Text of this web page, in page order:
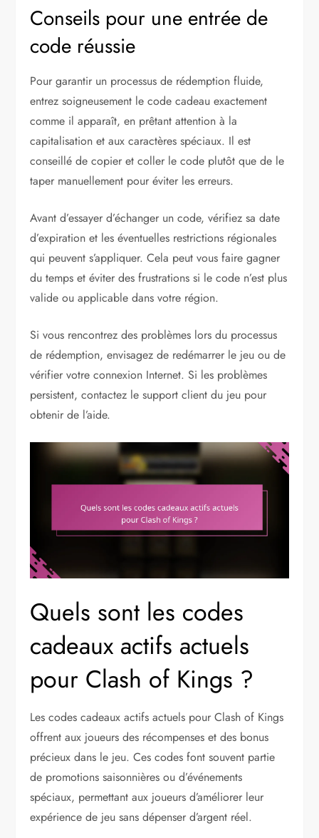
Conseils pour une entrée de
code réussie
Pour garantir un processus de rédemption fluide,
entrez soigneusement le code cadeau exactement
comme il apparaît, en prêtant attention à la
capitalisation et aux caractères spéciaux. Il est
conseillé de copier et coller le code plutôt que de le
taper manuellement pour éviter les erreurs.
Avant d’essayer d’échanger un code, vérifiez sa date
d’expiration et les éventuelles restrictions régionales
qui peuvent s’appliquer. Cela peut vous faire gagner
du temps et éviter des frustrations si le code n’est plus
valide ou applicable dans votre région.
Si vous rencontrez des problèmes lors du processus
de rédemption, envisagez de redémarrer le jeu ou de
vérifier votre connexion Internet. Si les problèmes
persistent, contactez le support client du jeu pour
obtenir de l’aide.
Quels sont les codes
cadeaux actifs actuels
pour Clash of Kings ?
Les codes cadeaux actifs actuels pour Clash of Kings
offrent aux joueurs des récompenses et des bonus
précieux dans le jeu. Ces codes font souvent partie
de promotions saisonnières ou d’événements
spéciaux, permettant aux joueurs d’améliorer leur
expérience de jeu sans dépenser d’argent réel.